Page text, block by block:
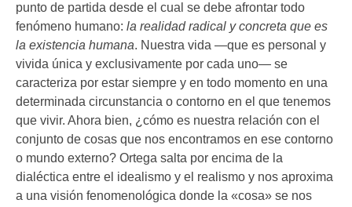
punto de partida desde el cual se debe afrontar todo
fenómeno humano: la realidad radical y concreta que es
la existencia humana. Nuestra vida —que es personal y
vivida única y exclusivamente por cada uno— se
caracteriza por estar siempre y en todo momento en una
determinada circunstancia o contorno en el que tenemos
que vivir. Ahora bien, ¿cómo es nuestra relación con el
conjunto de cosas que nos encontramos en ese contorno
o mundo externo? Ortega salta por encima de la
dialéctica entre el idealismo y el realismo y nos aproxima
a una visión fenomenológica donde la «cosa» se nos